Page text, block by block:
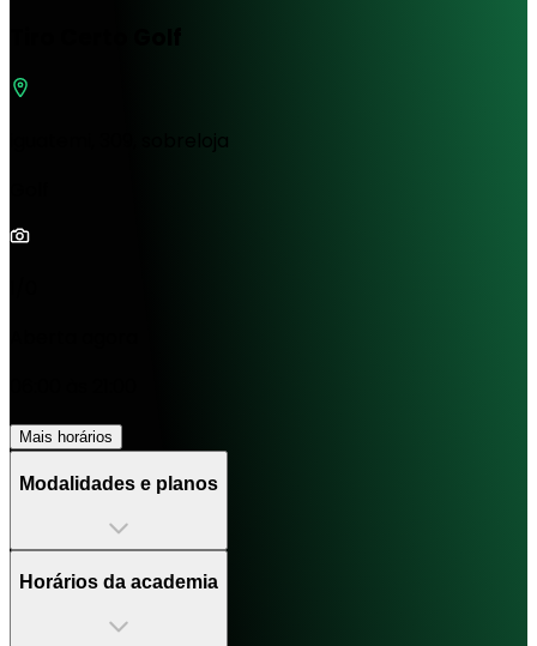
iguatemi, 309, sobreloja
Mais horários
Modalidades e planos
Horários da academia